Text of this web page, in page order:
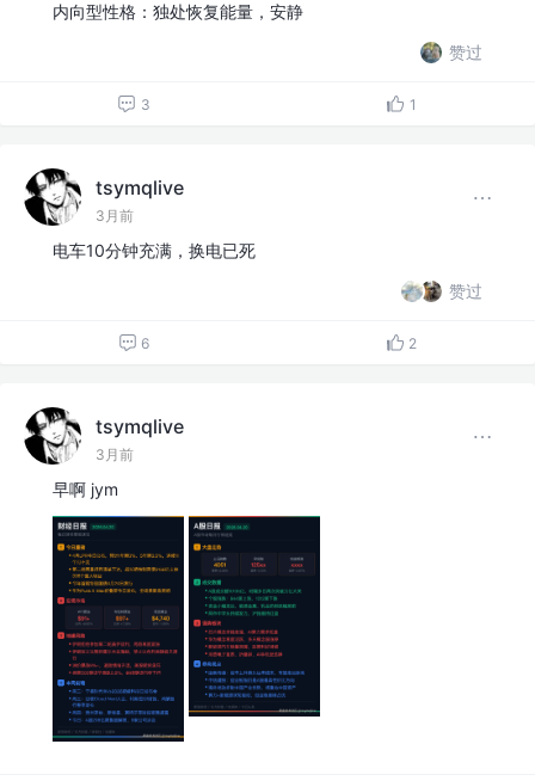
内向型性格：独处恢复能量，安静
赞过
3 1
tsymqlive
3月前
电车10分钟充满，换电已死
赞过
6 2
tsymqlive
3月前
早啊 jym